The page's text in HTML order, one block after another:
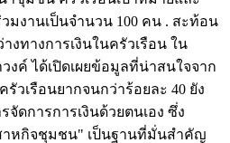
มงานเป็นจำนวน 100 คน . สะท้อน
ทางการเงินในครัวเรือน ใน
งค์ ได้เปิดเผยข้อมูลที่น่าสนใจจาก
วเรือนยากจนกว่าร้อยละ 40 ยัง
ดการการเงินด้วยตนเอง ซึ่ง
าหกิจชุมชน" เป็นฐานที่มั่นสำคัญ